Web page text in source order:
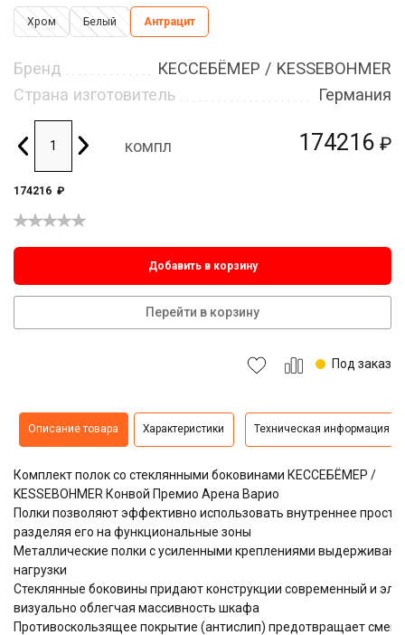
174216 ₽
Хром Белый Антрацит
Бренд
КЕССЕБЁМЕР / KESSEBOHMER
Страна изготовитель
Германия
компл
174216 ₽
Добавить в корзину
Перейти в корзину
Под заказ
Описание товара Характеристики Техническая информация
Комплект полок со стеклянными боковинами КЕССЕБЁМЕР /
KESSEBOHMER Конвой Премио Арена Варио
Полки позволяют эффективно использовать внутреннее
разделяя его на функциональные зоны
Металлические полки с усиленными креплениями
нагрузки
Стеклянные боковины придают конструкции современный и
визуально облегчая массивность шкафа
Противоскользящее покрытие (антислип) предотвращает